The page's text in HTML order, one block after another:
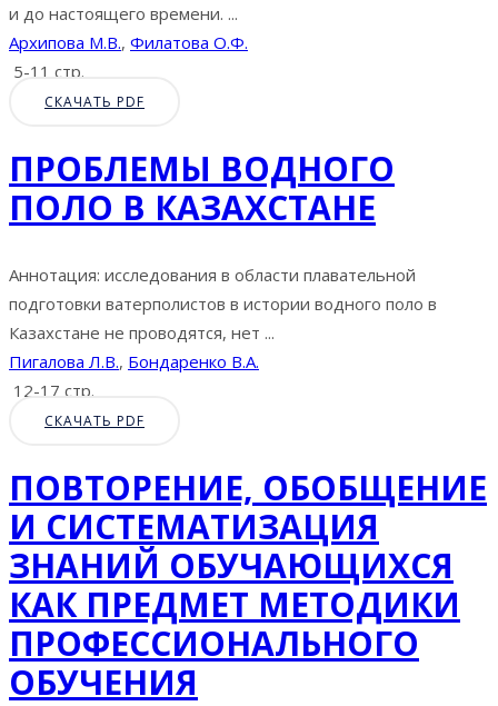
и до настоящего времени. ...
Архипова М.В., Филатова О.Ф.
5-11 стр.
СКАЧАТЬ PDF
ПРОБЛЕМЫ ВОДНОГО
ПОЛО В КАЗАХСТАНЕ
Аннотация: исследования в области плавательной
подготовки ватерполистов в истории водного поло в
Казахстане не проводятся, нет ...
Пигалова Л.В., Бондаренко В.А.
12-17 стр.
СКАЧАТЬ PDF
ПОВТОРЕНИЕ, ОБОБЩЕНИЕ
И СИСТЕМАТИЗАЦИЯ
ЗНАНИЙ ОБУЧАЮЩИХСЯ
КАК ПРЕДМЕТ МЕТОДИКИ
ПРОФЕССИОНАЛЬНОГО
ОБУЧЕНИЯ